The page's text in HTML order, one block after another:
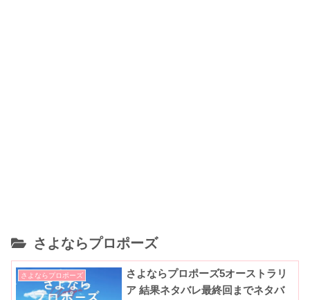
さよならプロポーズ
さよならプロポーズ
さよならプロポーズ5オーストラリ
ア 結果ネタバレ最終回までネタバ